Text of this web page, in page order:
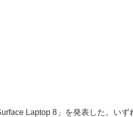
Laptop 8」を発表した。いず